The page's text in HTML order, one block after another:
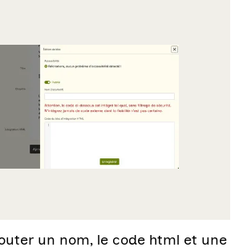
un nom, le code html et une